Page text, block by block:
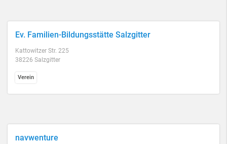
Ev. Familien-Bildungsstätte Salzgitter
Kattowitzer Str. 225
38226 Salzgitter
Verein
navwenture